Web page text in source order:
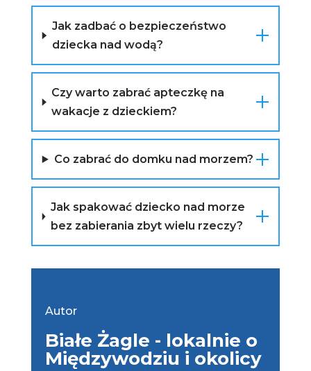
Jak zadbać o bezpieczeństwo
dziecka nad wodą?
Czy warto zabrać apteczkę na
wakacje z dzieckiem?
Co zabrać do domku nad morzem?
Jak spakować dziecko nad morze
bez zabierania zbyt wielu rzeczy?
Autor
Białe Żagle - lokalnie o
Międzywodziu i okolicy